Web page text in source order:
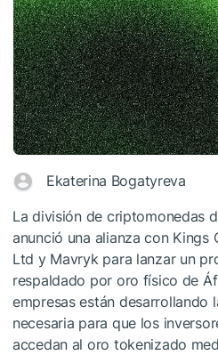
Ekaterina Bogatyreva
La división de criptomonedas
anunció una alianza con Kings
Ltd y Mavryk para lanzar un
respaldado por oro físico de
empresas están desarrollando
necesaria para que los
accedan al oro tokenizado